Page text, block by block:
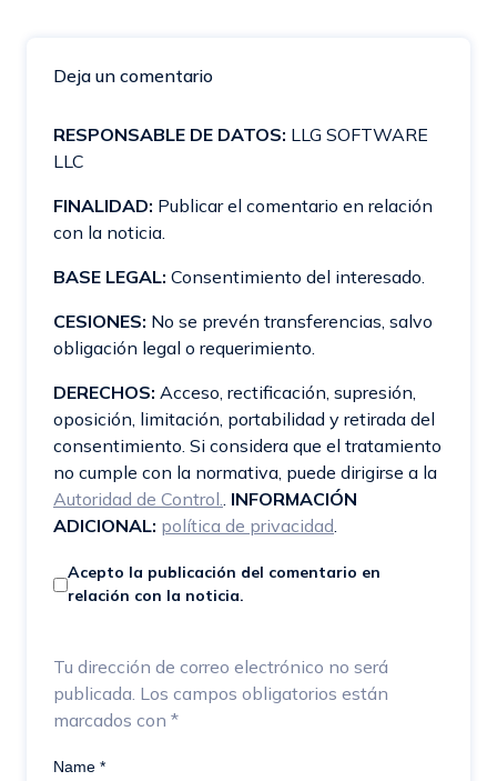
Deja un comentario
Tu dirección de correo electrónico no será
publicada. Los campos obligatorios están
marcados con *
Name *
RESPONSABLE DE DATOS: LLG SOFTWARE
LLC
FINALIDAD: Publicar el comentario en relación
con la noticia.
BASE LEGAL: Consentimiento del interesado.
CESIONES: No se prevén transferencias, salvo
obligación legal o requerimiento.
DERECHOS: Acceso, rectificación, supresión,
oposición, limitación, portabilidad y retirada del
consentimiento. Si considera que el tratamiento
no cumple con la normativa, puede dirigirse a la
Autoridad de Control.. INFORMACIÓN
ADICIONAL: política de privacidad.
Acepto la publicación del comentario en
relación con la noticia.